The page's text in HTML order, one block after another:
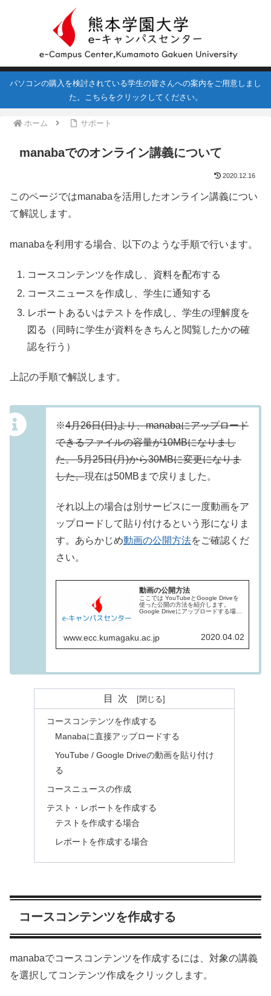
パソコンの購入を検討されている学生の皆さんへの案内をご用意しまし
た。こちらをクリックしてください。
ホーム サポート
manabaでのオンライン講義について
2020.12.16
このページではmanabaを活用したオンライン講義につい
て解説します。
manabaを利用する場合、以下のような手順で行います。
コースコンテンツを作成し、資料を配布する
コースニュースを作成し、学生に通知する
レポートあるいはテストを作成し、学生の理解度を
図る（同時に学生が資料をきちんと閲覧したかの確
認を行う）
上記の手順で解説します。
※4月26日(日)より、manabaにアップロード
できるファイルの容量が10MBになりまし
た。 5月25日(月)から30MBに変更になりま
した。現在は50MBまで戻りました。
それ以上の場合は別サービスに一度動画をア
ップロードして貼り付けるという形になりま
す。あらかじめ動画の公開方法をご確認くだ
さい。
動画の公開方法
ここでは YouTubeとGoogle Driveを
使った公開の方法を紹介します。
Google Driveにアップロードする場
2GB...
www.ecc.kumagaku.ac.jp 2020.04.02
目次
コースコンテンツを作成する
Manabaに直接アップロードする
YouTube / Google Driveの動画を貼り付け
る
コースニュースの作成
テスト・レポートを作成する
テストを作成する場合
レポートを作成する場合
コースコンテンツを作成する
manabaでコースコンテンツを作成するには、対象の講義
を選択してコンテンツ作成をクリックします。